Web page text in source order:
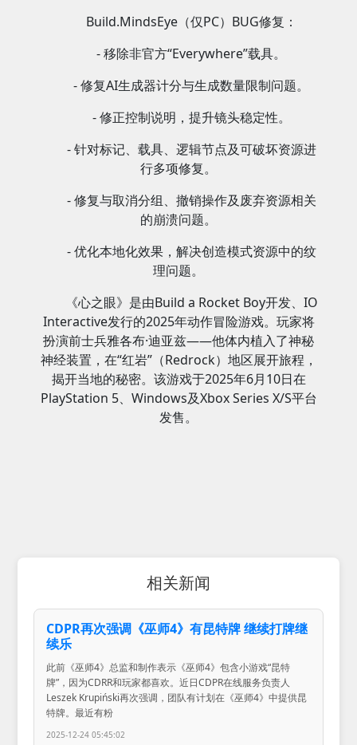
Build.MindsEye（仅PC）BUG修复：
- 移除非官方“Everywhere”载具。
- 修复AI生成器计分与生成数量限制问题。
- 修正控制说明，提升镜头稳定性。
- 针对标记、载具、逻辑节点及可破坏资源进
行多项修复。
- 修复与取消分组、撤销操作及废弃资源相关
的崩溃问题。
- 优化本地化效果，解决创造模式资源中的纹
理问题。
《心之眼》是由Build a Rocket Boy开发、IO
Interactive发行的2025年动作冒险游戏。玩家将
扮演前士兵雅各布·迪亚兹——他体内植入了神秘
神经装置，在“红岩”（Redrock）地区展开旅程，
揭开当地的秘密。该游戏于2025年6月10日在
PlayStation 5、Windows及Xbox Series X/S平台
发售。
相关新闻
CDPR再次强调《巫师4》有昆特牌 继续打牌继
续乐
此前《巫师4》总监和制作表示《巫师4》包含小游戏“昆特
牌”，因为CDRR和玩家都喜欢。近日CDPR在线服务负责人
Leszek Krupiński再次强调，团队有计划在《巫师4》中提供昆
特牌。最近有粉
2025-12-24 05:45:02